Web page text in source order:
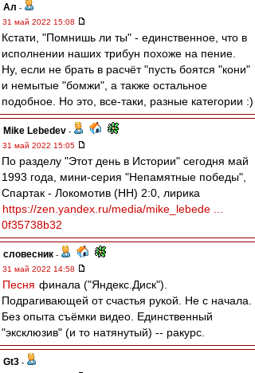
Ал -
31 май 2022 15:08
Кстати, "Помнишь ли ты" - единственное, что в
исполнении наших трибун похоже на пение.
Ну, если не брать в расчёт "пусть боятся "кони"
и немытые "бомжи", а также остальное
подобное. Но это, все-таки, разные категории :)
Mike Lebedev -
31 май 2022 15:05
По разделу "Этот день в Истории" сегодня май
1993 года, мини-серия "Непамятные победы",
Спартак - Локомотив (НН) 2:0, лирика
https://zen.yandex.ru/media/mike_lebede ...
0f35738b32
словесник -
31 май 2022 14:58
Песня финала ("Яндекс.Диск").
Подрагивающей от счастья рукой. Не с начала.
Без опыта съёмки видео. Единственный
"эксклюзив" (и то натянутый) -- ракурс.
Gt3 -